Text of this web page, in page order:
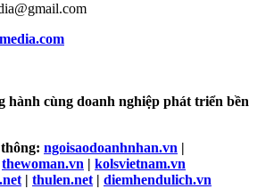
hành cùng doanh nghiệp phát triển bền
ngoisaodoanhnhan.vn |
thewoman.vn | kolsvietnam.vn
| thulen.net | diemhendulich.vn